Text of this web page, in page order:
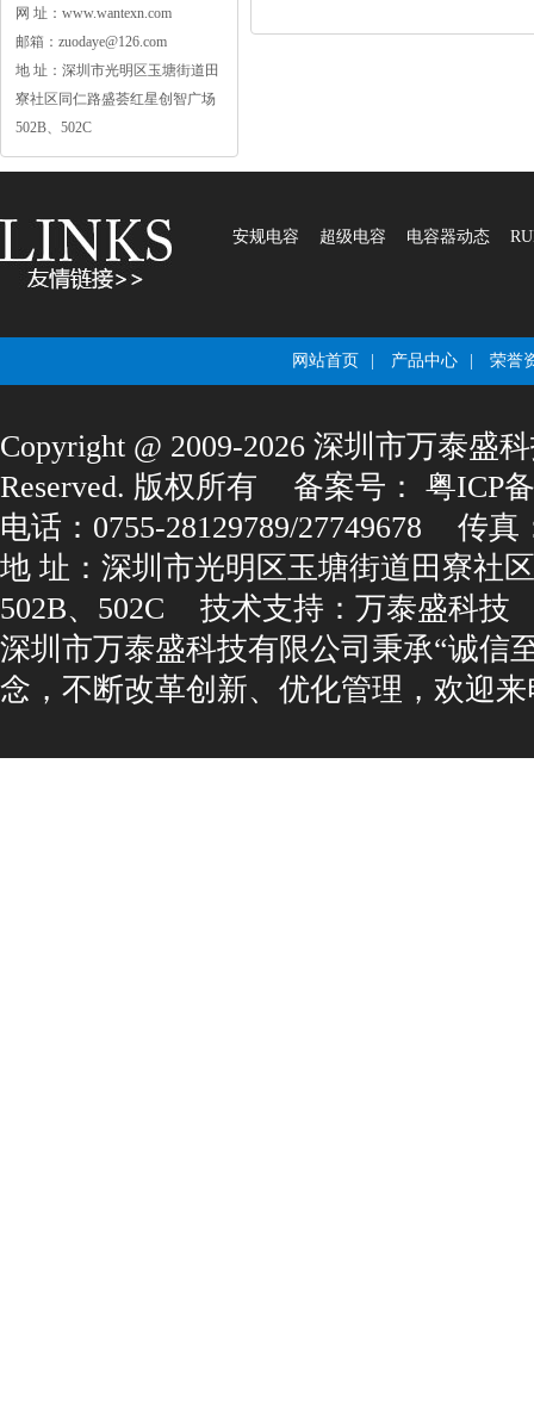
网址：www.wantexn.com
邮箱：zuodaye@126.com
地址：深圳市光明区玉塘街道田
寮社区同仁路盛荟红星创智广场
502B、502C
安规电容 超级电容 电容器动态
网站首页 产品中心 荣誉
Copyright@2009-2026深圳市万泰盛
Reserved.版权所有
备案号：
粤ICP
电话：0755-28129789/27749678
传真
地址：深圳市光明区玉塘街道田寮社
502B、502C
技术支持： 万泰盛科技
深圳市万泰盛科技有限公司秉承“诚信
念，不断改革创新、优化管理，欢迎